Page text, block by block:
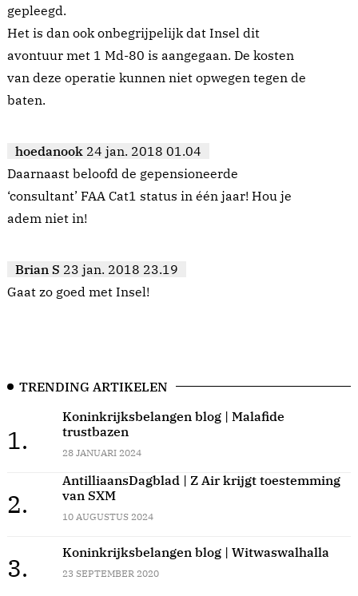
gepleegd.
Het is dan ook onbegrijpelijk dat Insel dit
avontuur met 1 Md-80 is aangegaan. De kosten
van deze operatie kunnen niet opwegen tegen de
baten.
hoedanook 24 jan. 2018 01.04
Daarnaast beloofd de gepensioneerde
‘consultant’ FAA Cat1 status in één jaar! Hou je
adem niet in!
Brian S 23 jan. 2018 23.19
Gaat zo goed met Insel!
TRENDING ARTIKELEN
1.
Koninkrijksbelangen blog | Malafide
trustbazen
28 JANUARI 2024
2.
AntilliaansDagblad | Z Air krijgt toestemming
van SXM
10 AUGUSTUS 2024
3.
Koninkrijksbelangen blog | Witwaswalhalla
23 SEPTEMBER 2020